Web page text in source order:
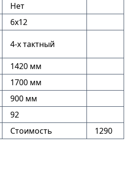
Нет
6х12
4-х тактный
1420 мм
1700 мм
900 мм
92
Стоимость
1290